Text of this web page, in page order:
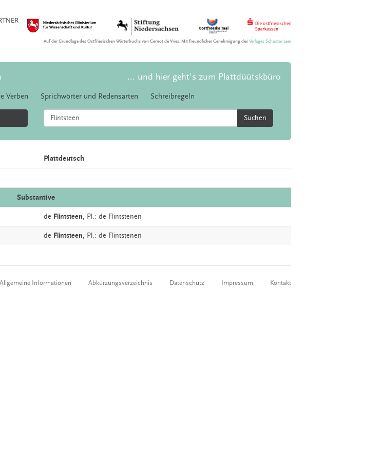
Auf der Grundlage des Ostfriesischen Wörterbuchs von Gernot de Vries. Mit freundlicher Genehmigung desVerlages Schuster Leer
... und hier geht's zum Plattdüütskbüro
Verben Sprichwörter und Redensarten Schreibregeln
Suchen
Plattdeutsch
Substantive
de Flintsteen, Pl.: de Flintstenen
de Flintsteen, Pl.: de Flintstenen
Allgemeine Informationen Abkürzungsverzeichnis Datenschutz Impressum Kontakt